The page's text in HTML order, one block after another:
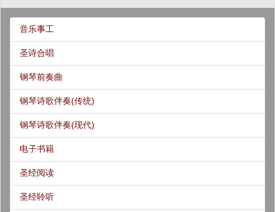
音乐事工
圣诗合唱
钢琴前奏曲
钢琴诗歌伴奏(传统)
钢琴诗歌伴奏(现代)
电子书籍
圣经阅读
圣经聆听